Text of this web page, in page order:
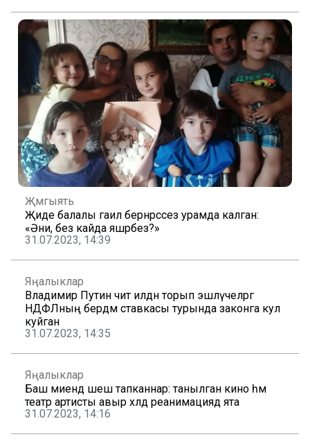
Җәмгыять
Җиде балалы гаилә бернәрсәсез урамда калган:
«Әни, без кайда яшәрбез?»
31.07.2023, 14:39
Яңалыклар
Владимир Путин чит илдән торып эшләүчеләргә
НДФЛның бердәм ставкасы турында законга кул
куйган
31.07.2023, 14:35
Яңалыклар
Баш миендә шеш тапканнар: танылган кино һәм
театр артисты авыр хәлдә реанимациядә ята
31.07.2023, 14:16